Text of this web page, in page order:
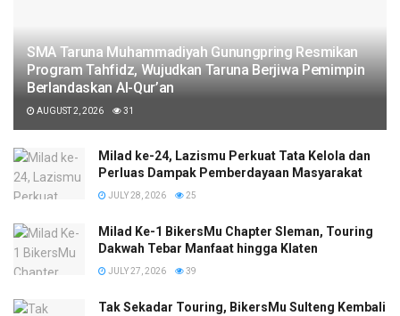
SMA Taruna Muhammadiyah Gunungpring Resmikan
Program Tahfidz, Wujudkan Taruna Berjiwa Pemimpin
Berlandaskan Al-Qur’an
AUGUST 2, 2026 31
Milad ke-24, Lazismu Perkuat Tata Kelola dan
Perluas Dampak Pemberdayaan Masyarakat
JULY 28, 2026 25
Milad Ke-1 BikersMu Chapter Sleman, Touring
Dakwah Tebar Manfaat hingga Klaten
JULY 27, 2026 39
Tak Sekadar Touring, BikersMu Sulteng Kembali